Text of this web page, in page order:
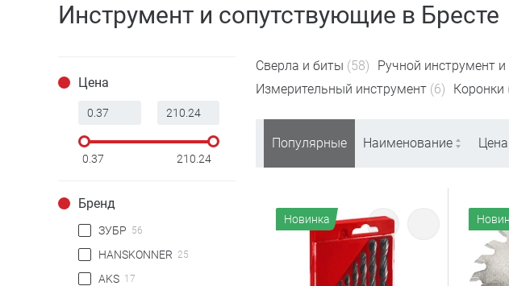
Инструмент и сопутствующие в Бресте
Цена
0.37 210.24
Бренд
ЗУБР 56
HANSKONNER 25
AKS 17
Сверла и биты (58) Ручной инструмент
Измерительный инструмент (6) Коронки
Популярные Наименование Цена
Новинка